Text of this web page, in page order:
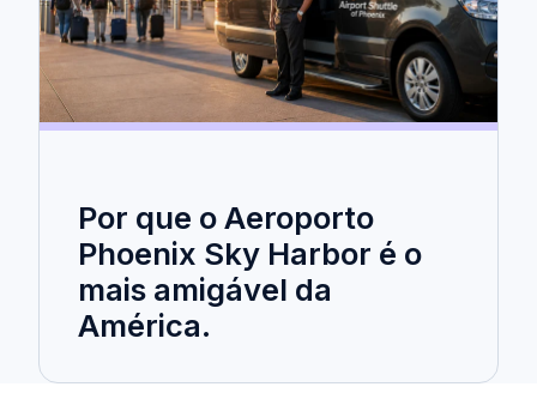
Por que o Aeroporto
Phoenix Sky Harbor é o
mais amigável da
América.